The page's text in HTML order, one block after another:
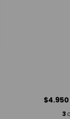
$4.950
3